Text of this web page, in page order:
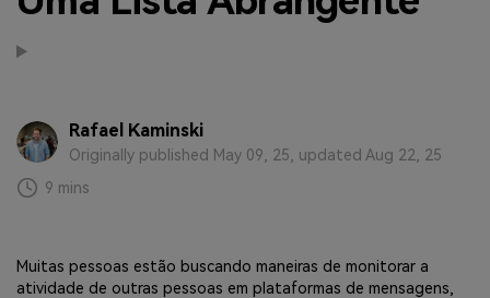
Transferir dados do telefone, dados do
WhatsApp e arquivos entre dispositivos.
O WeLastseen mantém seu WhatsApp conectado
e informado.
Rafael Kaminski
Originally published May 09, 25, updated Aug 22, 25
9 mins
Muitas pessoas estão buscando maneiras de monitorar a
atividade de outras pessoas em plataformas de mensagens,